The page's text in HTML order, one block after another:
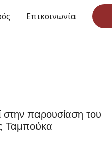
Επικοινωνία
παρουσίαση του
Ταμπούκα